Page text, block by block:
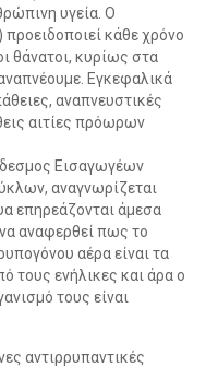
υγεία. Ο
κάθε χρόνο
θάνατοι, κυρίως στα
Εγκεφαλικά
αναπνευστικές
αιτίες πρόωρων
Εισαγωγέων
αναγνωρίζεται
επηρεάζονται άμεσα
αναφερθεί πως το
αέρα είναι τα
τους ενήλικες και άρα ο
τους είναι
αντιρρυπαντικές